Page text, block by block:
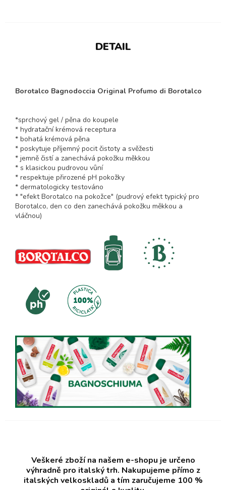
DETAIL
Borotalco Bagnodoccia Original Profumo di Borotalco
*sprchový gel / pěna do koupele
* hydratační krémová receptura
* bohatá krémová pěna
* poskytuje příjemný pocit čistoty a svěžesti
* jemně čistí a zanechává pokožku měkkou
* s klasickou pudrovou vůní
* respektuje přirozené pH pokožky
* dermatologicky testováno
* "efekt Borotalco na pokožce" (pudrový efekt typický pro
Borotalco, den co den zanechává pokožku měkkou a
vláčnou)
Veškeré zboží na našem e-shopu je určeno
výhradně pro italský trh. Nakupujeme přímo z
italských velkoskladů a tím zaručujeme 100 %